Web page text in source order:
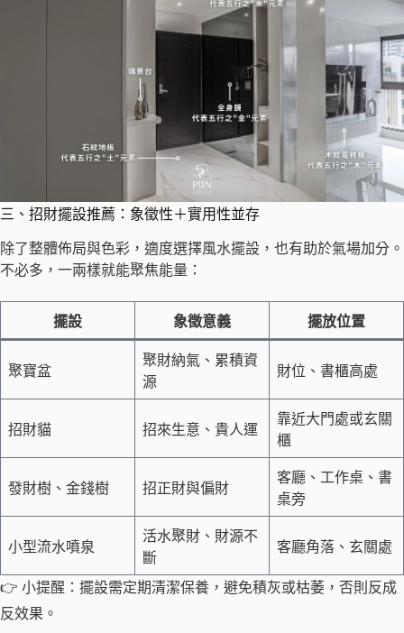
三、招財擺設推薦：象徵性＋實用性並存
除了整體佈局與色彩，適度選擇風水擺設，也有助於氣場加分。
不必多，一兩樣就能聚焦能量：
擺設 象徵意義 擺放位置
聚寶盆
聚財納氣、累積資
源
財位、書櫃高處
招財貓 招來生意、貴人運
靠近大門處或玄關
櫃
發財樹、金錢樹 招正財與偏財
客廳、工作桌、書
桌旁
小型流水噴泉
活水聚財、財源不
斷
客廳角落、玄關處
👉 小提醒：擺設需定期清潔保養，避免積灰或枯萎，否則反成
反效果。